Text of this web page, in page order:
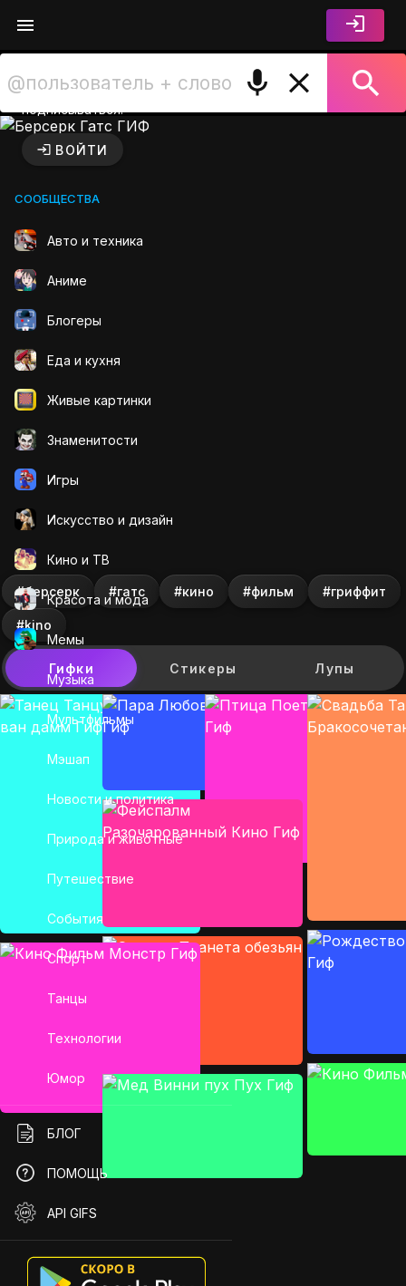
комментировать и
подписываться.
ВОЙТИ
СООБЩЕСТВА
Авто и техника
Аниме
Блогеры
Еда и кухня
Живые картинки
Знаменитости
Игры
Искусcтво и дизайн
Кино и ТВ
Красота и мода
Мемы
Музыка
Мультфильмы
Мэшап
Новости и политика
Природа и животные
Путешествие
События
Спорт
Танцы
Технологии
Юмор
БЛОГ
ПОМОЩЬ
API GIFS
Берсерк Гатс ГИФ на
#берсерк #гатс #кино #фильм #гриффит
#kino
Гифки Стикеры Лупы